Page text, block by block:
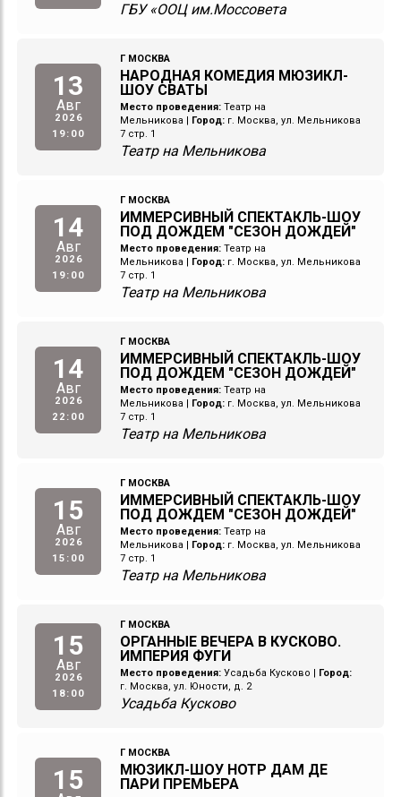
ГБУ «ООЦ им.Моссовета
13
Авг
2026
19:00
Г МОСКВА
НАРОДНАЯ КОМЕДИЯ МЮЗИКЛ-
ШОУ СВАТЫ
Место проведения: Театр на
Мельникова
Город: г. Москва, ул. Мельникова
7 стр. 1
Театр на Мельникова
14
Авг
2026
19:00
Г МОСКВА
ИММЕРСИВНЫЙ СПЕКТАКЛЬ-ШОУ
ПОД ДОЖДЕМ "СЕЗОН ДОЖДЕЙ"
Место проведения: Театр на
Мельникова
Город: г. Москва, ул. Мельникова
7 стр. 1
Театр на Мельникова
14
Авг
2026
22:00
Г МОСКВА
ИММЕРСИВНЫЙ СПЕКТАКЛЬ-ШОУ
ПОД ДОЖДЕМ "СЕЗОН ДОЖДЕЙ"
Место проведения: Театр на
Мельникова
Город: г. Москва, ул. Мельникова
7 стр. 1
Театр на Мельникова
15
Авг
2026
15:00
Г МОСКВА
ИММЕРСИВНЫЙ СПЕКТАКЛЬ-ШОУ
ПОД ДОЖДЕМ "СЕЗОН ДОЖДЕЙ"
Место проведения: Театр на
Мельникова
Город: г. Москва, ул. Мельникова
7 стр. 1
Театр на Мельникова
15
Авг
2026
18:00
Г МОСКВА
ОРГАННЫЕ ВЕЧЕРА В КУСКОВО.
ИМПЕРИЯ ФУГИ
Место проведения: Усадьба Кусково
Город:
г. Москва, ул. Юности, д. 2
Усадьба Кусково
15
Г МОСКВА
МЮЗИКЛ-ШОУ НОТР ДАМ ДЕ
ПАРИ ПРЕМЬЕРА